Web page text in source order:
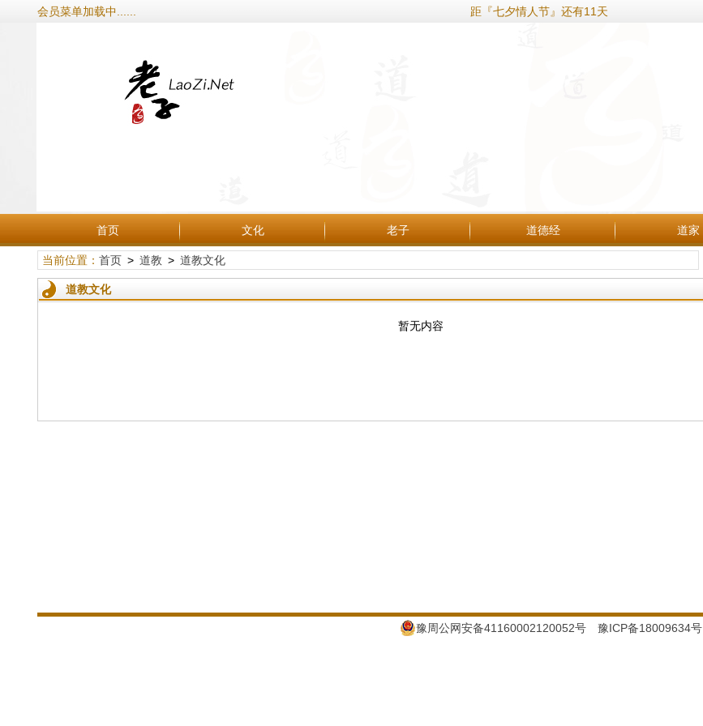
会员菜单加载中...... 距『七夕情人节』还有11天
首页 文化 老子 道德经 道家
当前位置： 首页> 道教 > 道教文化
道教文化
暂无内容
豫周公网安备41160002120052号 豫ICP备18009634号